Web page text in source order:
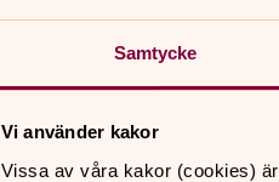
Samtycke
Vi använder kakor
Vissa av våra kakor (cookies)